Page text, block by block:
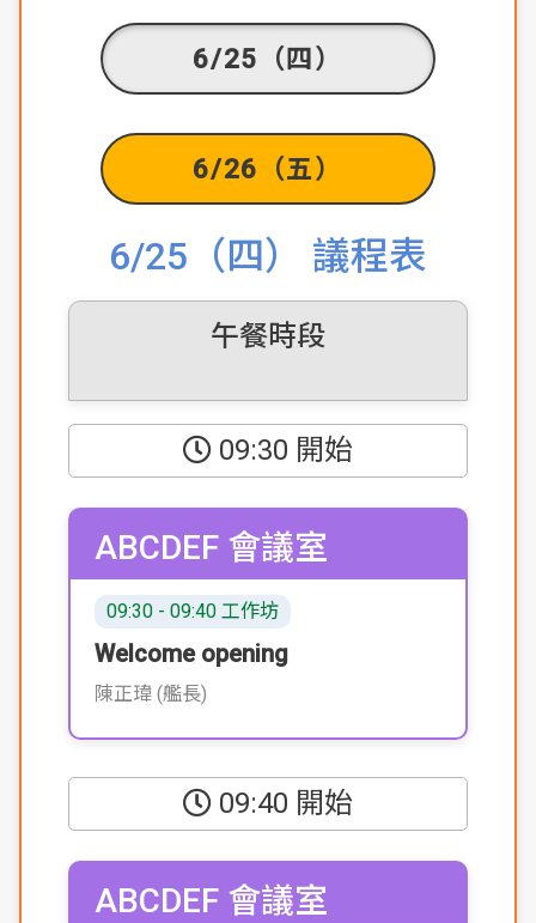
6/25（四）
6/26（五）
6/25（四） 議程表
午餐時段
09:30 開始
ABCDEF 會議室
09:30 - 09:40 工作坊
Welcome opening
陳正瑋 (艦長)
09:40 開始
ABCDEF 會議室